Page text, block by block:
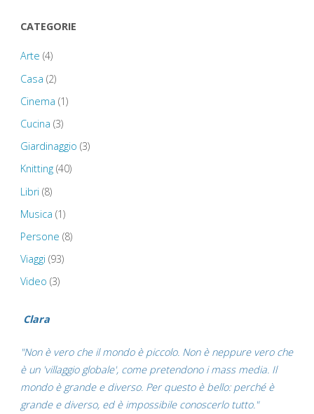
CATEGORIE
Arte (4)
Casa (2)
Cinema (1)
Cucina (3)
Giardinaggio (3)
Knitting(40)
Libri (8)
Musica (1)
Persone (8)
Viaggi (93)
Video (3)
Clara
"Non è vero che il mondo è piccolo. Non è neppure vero che
è un 'villaggio globale', come pretendono i mass media. Il
mondo è grande e diverso. Per questo è bello: perché è
grande e diverso, ed è impossibile conoscerlo tutto."